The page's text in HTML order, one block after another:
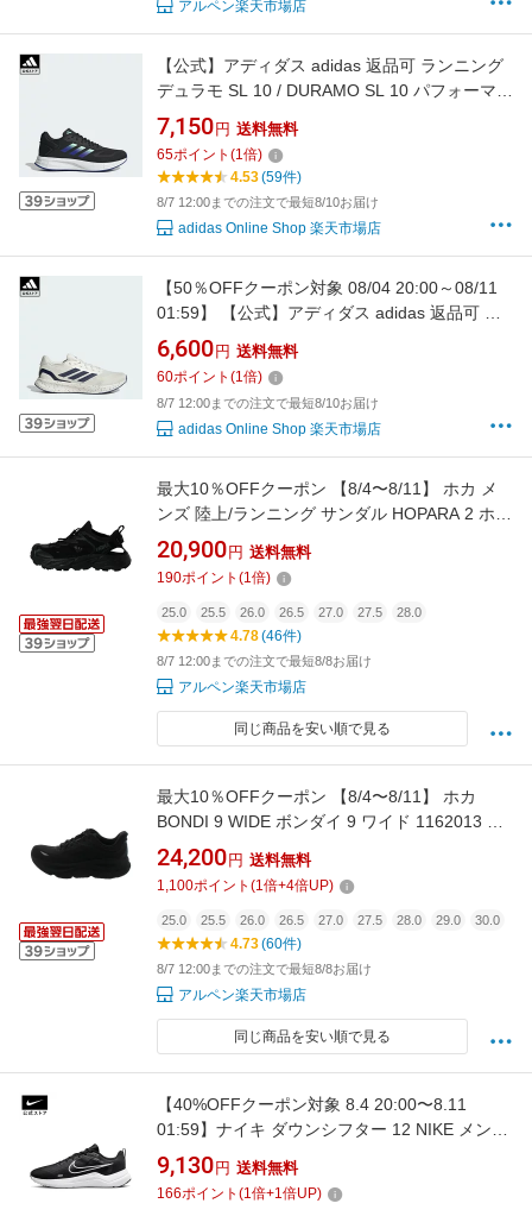
アルペン楽天市場店
【公式】アディダス adidas 返品可 ランニング
デュラモ SL 10 / DURAMO SL 10 パフォーマン
ス メンズ シューズ・靴 スニーカー 黒 ブラック
HP2376
7,150 円 送料無料
65ポイント (1倍)
4.53(59件)
8/7 12:00までの注文で最短8/10お届け
adidas Online Shop 楽天市場店
【50％OFFクーポン対象 08/04 20:00～08/11
01:59】 【公式】アディダス adidas 返品可 ラ
ンニング コアランナー 5 ランニング /
CORERUNNER 5 Running パフォーマンス メ
ンズ シューズ・靴 スニーカー 白 ホワイト
JR5088
6,600 円 送料無料
60ポイント (1倍)
8/7 12:00までの注文で最短8/10お届け
adidas Online Shop 楽天市場店
最大10％OFFクーポン 【8/4〜8/11】 ホカ メ
ンズ 陸上/ランニング サンダル HOPARA 2 ホパ
ラ 2 水陸両用 マウンテンサンダル 1147650D :
ブラック×ブラック HOKA
20,900 円 送料無料
190ポイント (1倍)
25.0 25.5 26.0 26.5 27.0 27.5 28.0
4.78(46件)
8/7 12:00までの注文で最短8/8お届け
アルペン楽天市場店
同じ商品を安い順で見る
最大10％OFFクーポン 【8/4〜8/11】 ホカ
BONDI 9 WIDE ボンダイ 9 ワイド 1162013 メ
ンズ 陸上/ランニング ランニングシューズ 2E :
ブラック×ブラック HOKA imbkk
24,200 円 送料無料
1,100ポイント (1倍+4倍UP)
25.0 25.5 26.0 26.5 27.0 27.5 28.0 29.0 30.0
4.73(60件)
8/7 12:00までの注文で最短8/8お届け
アルペン楽天市場店
同じ商品を安い順で見る
【40%OFFクーポン対象 8.4 20:00〜8.11
01:59】ナイキ ダウンシフター 12 NIKE メンズ
シューズ 運動 部活 陸上 軽量 安定性 クッショ
ン性 耐久性 黒 ブラック 24cm-32cm dd9293-
001 SU23 ランニング 屋内 トレーニング
9,130 円 送料無料
166ポイント (1倍+1倍UP)